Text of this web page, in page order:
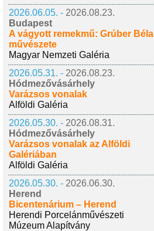
2026.06.05. - 2026.08.23.
Budapest
A vágyott remekmű: Grúber Béla
művészete
Magyar Nemzeti Galéria
2026.05.31. - 2026.08.23.
Hódmezővásárhely
Varázsos vonalak
Alföldi Galéria
2026.05.30. - 2026.08.31.
Hódmezővásárhely
Varázsos vonalak az Alföldi
Galériában
Alföldi Galéria
2026.05.30. - 2026.06.30.
Herend
Bicentenárium – Herend
Herendi Porcelánművészeti
Múzeum Alapítvány